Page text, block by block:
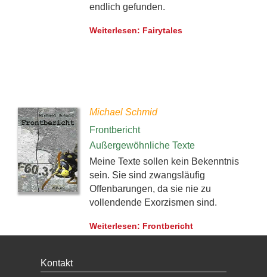
endlich gefunden.
Weiterlesen: Fairytales
Michael Schmid
Frontbericht
Außergewöhnliche Texte
Meine Texte sollen kein Bekenntnis
sein. Sie sind zwangsläufig
Offenbarungen, da sie nie zu
vollendende Exorzismen sind.
Weiterlesen: Frontbericht
Kontakt